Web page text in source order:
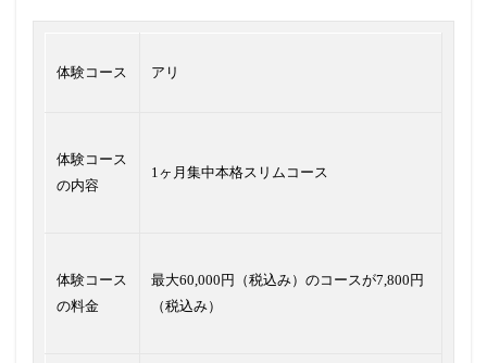
体験コース アリ
体験コース
の内容
1ヶ月集中本格スリムコース
体験コース
の料金
最大60,000円（税込み）のコースが7,800円
（税込み）